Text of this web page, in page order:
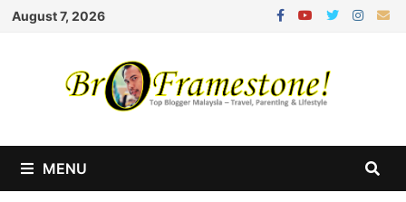
Skip
August 7, 2026
MENU